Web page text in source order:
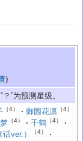
）
”为预测星级。
（4） 御园花凛 （4）
（4） 千鹤 （4）
ver.） （4）